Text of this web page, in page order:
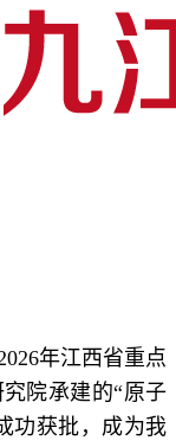
年江西省重点
院承建的“原子
功获批，成为我